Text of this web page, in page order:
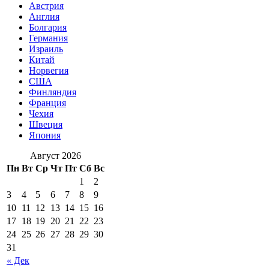
Австрия
Англия
Болгария
Германия
Израиль
Китай
Норвегия
США
Финляндия
Франция
Чехия
Швеция
Япония
Август 2026
Пн Вт Ср Чт Пт Сб Вс
« Дек
1
2
3
4 5 6 7 8
9
10 11 12 13 14 15 16
17 18 19 20 21 22 23
24 25 26 27 28 29 30
31